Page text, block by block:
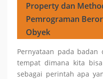
Property dan
Pemrograman
Obyek
Pernyataan pada
tempat dimana kita
sebagai perintah apa